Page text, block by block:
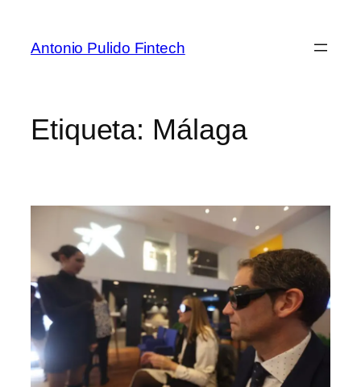
Antonio Pulido Fintech
Etiqueta: Málaga